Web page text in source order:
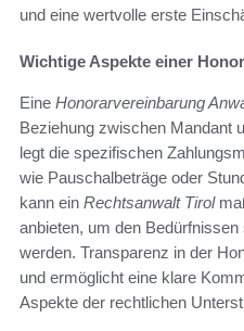
und eine wertvolle erste
Wichtige Aspekte einer
Eine Honorarvereinbarung
Beziehung zwischen Mandant
legt die spezifischen
wie Pauschalbeträge oder
kann ein Rechtsanwalt Tirol
anbieten, um den
werden. Transparenz in der
und ermöglicht eine klare
Aspekte der rechtlichen